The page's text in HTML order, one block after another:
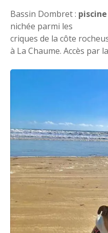
Bassin Dombret :
nichée parmi les
criques de la côte
à La Chaume. Accès par